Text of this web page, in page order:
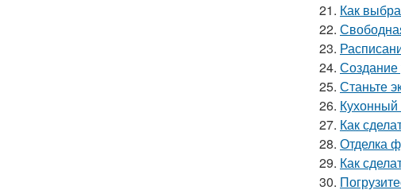
21. Как
22.
23.
24. Создание
25. Станьте
26.
27. Как
28. Отделка
29. Как
30.